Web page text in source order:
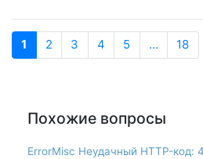
1 2 3 4 5 ... 18
Похожие вопросы
ErrorMisc Неудачный HTTP-код: